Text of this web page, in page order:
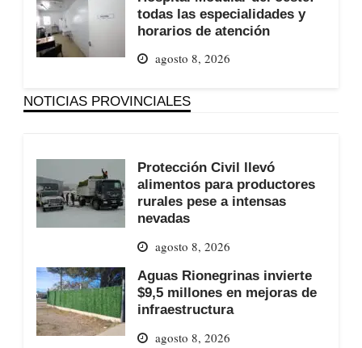
todas las especialidades y
horarios de atención
agosto 8, 2026
NOTICIAS PROVINCIALES
Protección Civil llevó
alimentos para productores
rurales pese a intensas
nevadas
agosto 8, 2026
Aguas Rionegrinas invierte
$9,5 millones en mejoras de
infraestructura
agosto 8, 2026